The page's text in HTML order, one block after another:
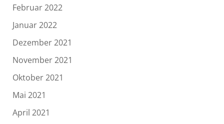
Februar 2022
Januar 2022
Dezember 2021
November 2021
Oktober 2021
Mai 2021
April 2021